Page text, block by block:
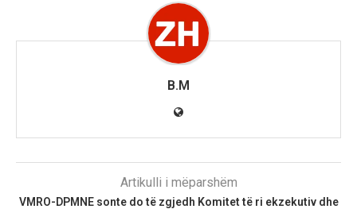
B.M
Artikulli i mëparshëm
VMRO-DPMNE sonte do të zgjedh Komitet të ri ekzekutiv dhe